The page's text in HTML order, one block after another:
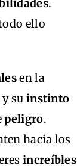
.
ello
en la
y su instinto
peligro.
hacia los
increíbles